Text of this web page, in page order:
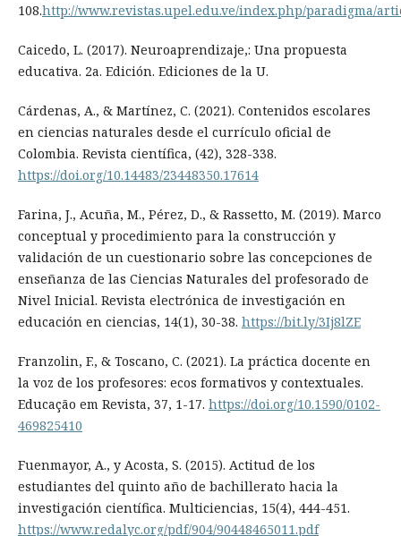
108.http://www.revistas.upel.edu.ve/index.php/paradigma/
Caicedo, L. (2017). Neuroaprendizaje,: Una propuesta
educativa. 2a. Edición. Ediciones de la U.
Cárdenas, A., & Martínez, C. (2021). Contenidos escolares
en ciencias naturales desde el currículo oficial de
Colombia. Revista científica, (42), 328-338.
https://doi.org/10.14483/23448350.17614
Farina, J., Acuña, M., Pérez, D., & Rassetto, M. (2019). Marco
conceptual y procedimiento para la construcción y
validación de un cuestionario sobre las concepciones de
enseñanza de las Ciencias Naturales del profesorado de
Nivel Inicial. Revista electrónica de investigación en
educación en ciencias, 14(1), 30-38. https://bit.ly/3Ij8lZE
Franzolin, F., & Toscano, C. (2021). La práctica docente en
la voz de los profesores: ecos formativos y contextuales.
Educação em Revista, 37, 1-17. https://doi.org/10.1590/0102-
469825410
Fuenmayor, A., y Acosta, S. (2015). Actitud de los
estudiantes del quinto año de bachillerato hacia la
investigación científica. Multiciencias, 15(4), 444-451.
https://www.redalyc.org/pdf/904/90448465011.pdf